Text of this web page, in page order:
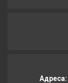
Адреса: